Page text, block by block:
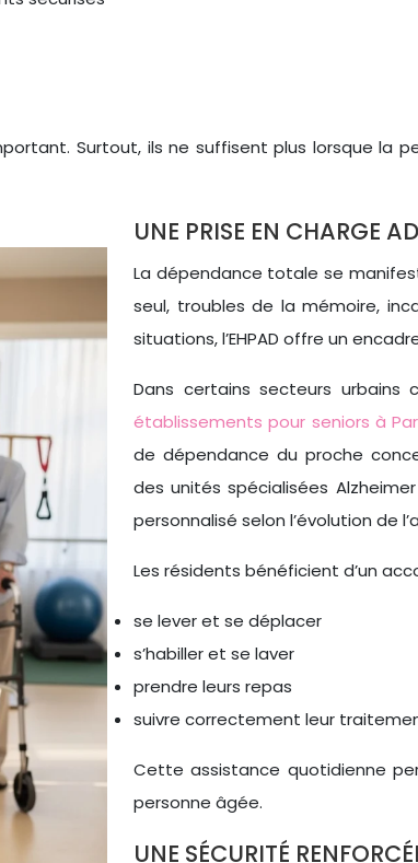
Surtout, ils ne suffisent plus lorsque la
UNE PRISE EN CHARGE
La dépendance totale se
seul, troubles de la mémoire,
situations, l’EHPAD offre un
Dans certains secteurs urbains
établissements pour seniors à
de dépendance du proche
des unités spécialisées
personnalisé selon l’évolution de
Les résidents bénéficient d’un
se lever et se déplacer
s’habiller et se laver
prendre leurs repas
suivre correctement leur
Cette assistance quotidienne
personne âgée.
UNE SÉCURITÉ